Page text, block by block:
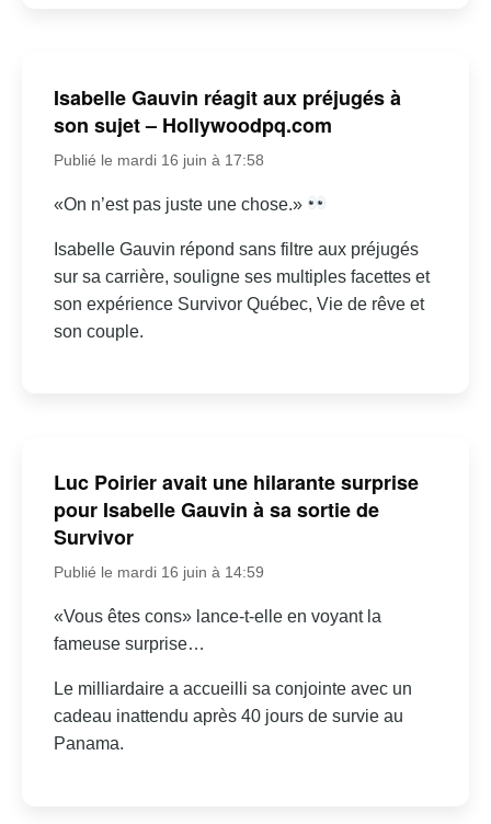
Isabelle Gauvin réagit aux préjugés à
son sujet – Hollywoodpq.com
Publié le mardi 16 juin à 17:58
«On n’est pas juste une chose.»
Isabelle Gauvin répond sans filtre aux préjugés
sur sa carrière, souligne ses multiples facettes et
son expérience Survivor Québec, Vie de rêve et
son couple.
Luc Poirier avait une hilarante surprise
pour Isabelle Gauvin à sa sortie de
Survivor
Publié le mardi 16 juin à 14:59
«Vous êtes cons» lance-t-elle en voyant la
fameuse surprise…
Le milliardaire a accueilli sa conjointe avec un
cadeau inattendu après 40 jours de survie au
Panama.